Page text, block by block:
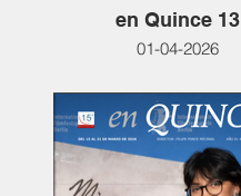
en Quince 13
01-04-2026